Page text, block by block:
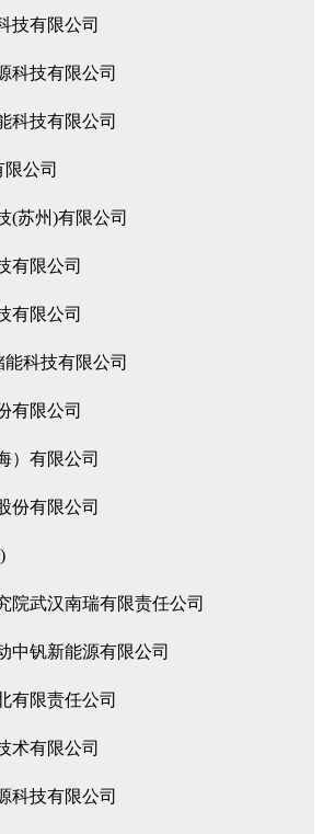
技有限公司
科技有限公司
科技有限公司
公司
(苏州)有限公司
有限公司
有限公司
科技有限公司
有限公司
）有限公司
份有限公司
院武汉南瑞有限责任公司
中钒新能源有限公司
有限责任公司
术有限公司
科技有限公司